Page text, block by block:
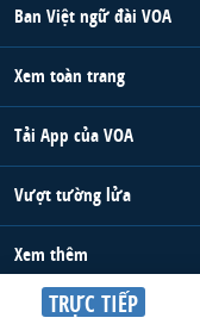
TRỰC TIẾP
Ban Việt ngữ đài VOA
Xem toàn trang
Tải App của VOA
Vượt tường lửa
Xem thêm